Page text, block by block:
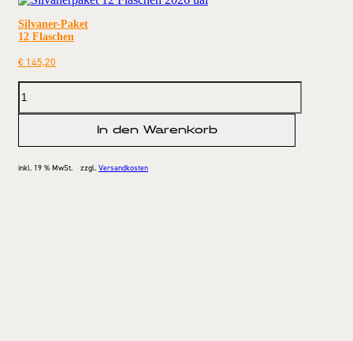
Silvaner-Paket
12 Flaschen
€ 145,20
In den Warenkorb
inkl. 19 % MwSt. zzgl. Versandkosten